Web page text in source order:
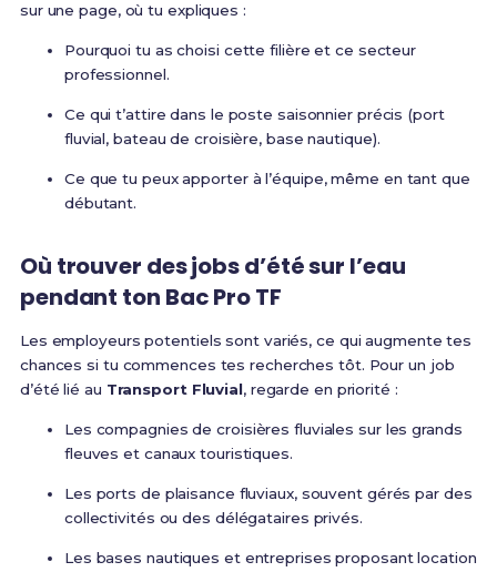
sur une page, où tu expliques :
Pourquoi tu as choisi cette filière et ce secteur
professionnel.
Ce qui t’attire dans le poste saisonnier précis (port
fluvial, bateau de croisière, base nautique).
Ce que tu peux apporter à l’équipe, même en tant que
débutant.
Où trouver des jobs d’été sur l’eau
pendant ton Bac Pro TF
Les employeurs potentiels sont variés, ce qui augmente tes
chances si tu commences tes recherches tôt. Pour un job
d’été lié au Transport Fluvial, regarde en priorité :
Les compagnies de croisières fluviales sur les grands
fleuves et canaux touristiques.
Les ports de plaisance fluviaux, souvent gérés par des
collectivités ou des délégataires privés.
Les bases nautiques et entreprises proposant location